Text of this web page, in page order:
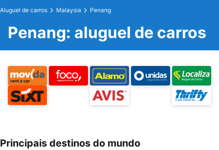
Aluguel de carros Malaysia Penang
Penang: aluguel de carros
Principais destinos do mundo